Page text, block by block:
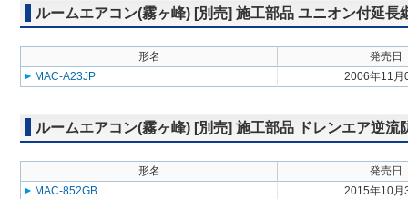
ルームエアコン(霧ヶ峰) [別売] 施工部品 ユニオン付延長
形名
発売日
MAC-A23JP
2006年11月
ルームエアコン(霧ヶ峰) [別売] 施工部品 ドレンエア逆流
形名
発売日
MAC-852GB
2015年10月